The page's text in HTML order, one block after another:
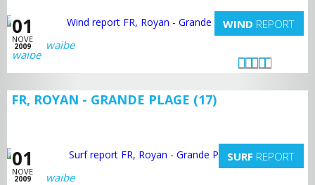
01
NOVE
2009
WIND REPORT
waibe
FR, ROYAN - GRANDE PLAGE (17)
01
NOVE
2009
SURF REPORT
waibe